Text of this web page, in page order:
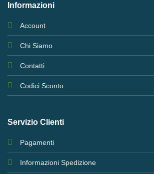
Informazioni
Account
Chi Siamo
Contatti
Codici Sconto
Servizio Clienti
Pagamenti
Informazioni Spedizione